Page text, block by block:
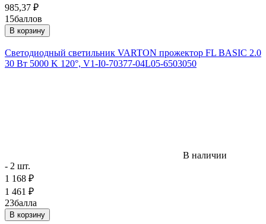
985,37 ₽
15баллов
В корзину
Светодиодный светильник VARTON прожектор FL BASIC 2.0
30 Вт 5000 K 120°, V1-I0-70377-04L05-6503050
В наличии
- 2 шт.
1 168 ₽
1 461 ₽
23балла
В корзину